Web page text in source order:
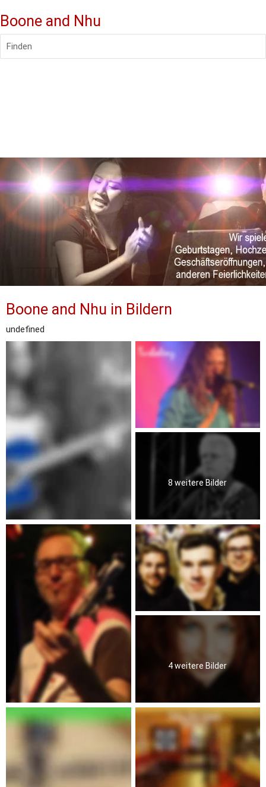
Boone and Nhu
Finden
Boone and Nhu in Bildern
undefined
8 weitere Bilder
4 weitere Bilder